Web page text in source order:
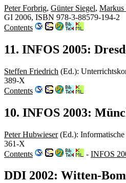
Peter Forbrig, Günter Siegel, Markus
GI 2006, ISBN 978-3-88579-194-2
Contents
11. INFOS 2005:
Steffen Friedrich (Ed.):
389-X
Contents
10. INFOS 2003:
Peter Hubwieser(Ed.): Informatische
361-X
Contents
- INFOS
DDI 2002: Witten-